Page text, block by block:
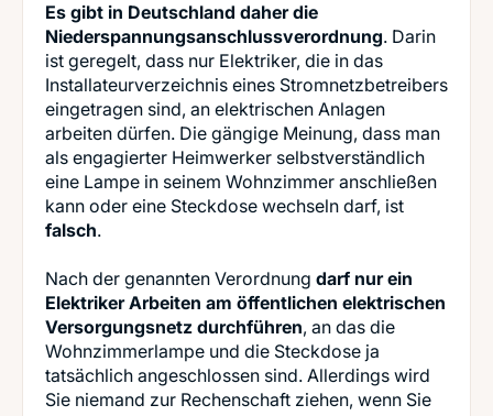
Es gibt in Deutschland daher die
Niederspannungsanschlussverordnung. Darin
ist geregelt, dass nur Elektriker, die in das
Installateurverzeichnis eines Stromnetzbetreibers
eingetragen sind, an elektrischen Anlagen
arbeiten dürfen. Die gängige Meinung, dass man
als engagierter Heimwerker selbstverständlich
eine Lampe in seinem Wohnzimmer anschließen
kann oder eine Steckdose wechseln darf, ist
falsch.
Nach der genannten Verordnung darf nur ein
Elektriker Arbeiten am öffentlichen elektrischen
Versorgungsnetz durchführen, an das die
Wohnzimmerlampe und die Steckdose ja
tatsächlich angeschlossen sind. Allerdings wird
Sie niemand zur Rechenschaft ziehen, wenn Sie